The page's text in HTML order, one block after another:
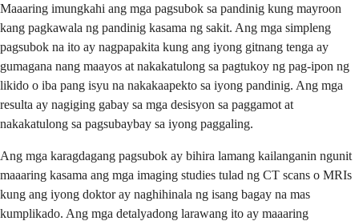
Maaaring imungkahi ang mga pagsubok sa pandinig kung mayroon
kang pagkawala ng pandinig kasama ng sakit. Ang mga simpleng
pagsubok na ito ay nagpapakita kung ang iyong gitnang tenga ay
gumagana nang maayos at nakakatulong sa pagtukoy ng pag-ipon ng
likido o iba pang isyu na nakakaapekto sa iyong pandinig. Ang mga
resulta ay nagiging gabay sa mga desisyon sa paggamot at
nakakatulong sa pagsubaybay sa iyong paggaling.
Ang mga karagdagang pagsubok ay bihira lamang kailanganin ngunit
maaaring kasama ang mga imaging studies tulad ng CT scans o MRIs
kung ang iyong doktor ay naghihinala ng isang bagay na mas
kumplikado. Ang mga detalyadong larawang ito ay maaaring